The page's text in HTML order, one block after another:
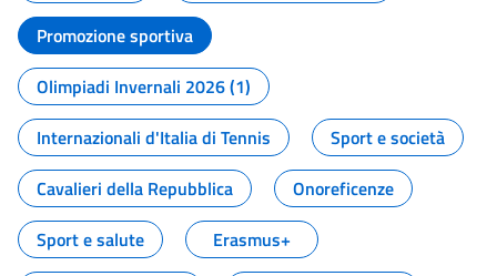
Promozione sportiva
Olimpiadi Invernali 2026 (1)
Internazionali d'Italia di Tennis
Sport e società
Cavalieri della Repubblica
Onoreficenze
Sport e salute
Erasmus+